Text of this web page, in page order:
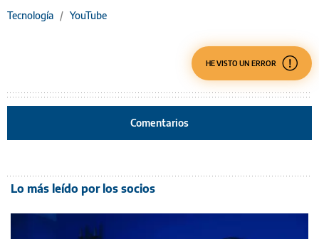
Tecnología / YouTube
HE VISTO UN ERROR
Comentarios
Lo más leído por los socios